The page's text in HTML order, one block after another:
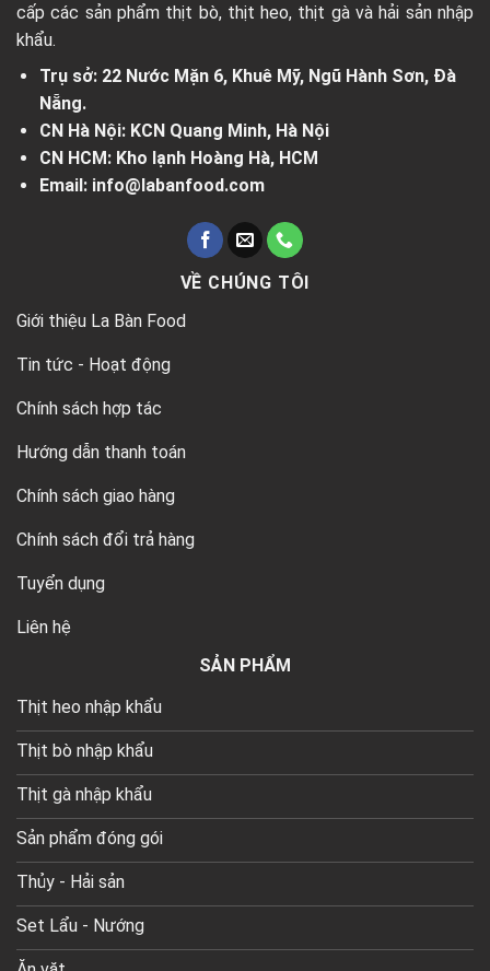
cấp các sản phẩm thịt bò, thịt heo, thịt gà và hải sản nhập
khẩu.
Trụ sở: 22 Nước Mặn 6, Khuê Mỹ, Ngũ Hành Sơn, Đà
Nẵng.
CN Hà Nội: KCN Quang Minh, Hà Nội
CN HCM: Kho lạnh Hoàng Hà, HCM
Email: info@labanfood.com
VỀ CHÚNG TÔI
Giới thiệu La Bàn Food
Tin tức - Hoạt động
Chính sách hợp tác
Hướng dẫn thanh toán
Chính sách giao hàng
Chính sách đổi trả hàng
Tuyển dụng
Liên hệ
SẢN PHẨM
Thịt heo nhập khẩu
Thịt bò nhập khẩu
Thịt gà nhập khẩu
Sản phẩm đóng gói
Thủy - Hải sản
Set Lẩu - Nướng